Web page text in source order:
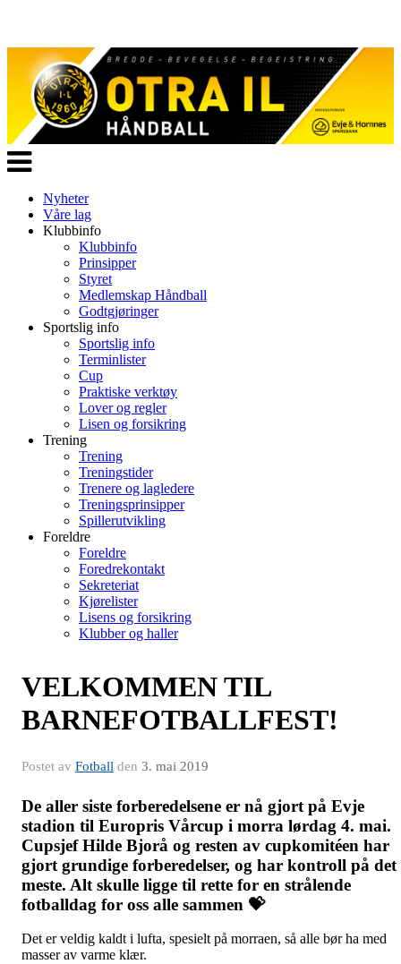
Veksle
navigasjon
Nyheter
Våre lag
Klubbinfo
Klubbinfo
Prinsipper
Styret
Medlemskap Håndball
Godtgjøringer
Sportslig info
Sportslig info
Terminlister
Cup
Praktiske verktøy
Lover og regler
Lisen og forsikring
Trening
Trening
Treningstider
Trenere og lagledere
Treningsprinsipper
Spillerutvikling
Foreldre
Foreldre
Foredrekontakt
Sekreteriat
Kjørelister
Lisens og forsikring
Klubber og haller
VELKOMMEN TIL
BARNEFOTBALLFEST!
Postet av Fotball den 3. mai 2019
De aller siste forberedelsene er nå gjort på Evje
stadion til Europris Vårcup i morra lørdag 4. mai.
Cupsjef Hilde Bjorå og resten av cupkomitéen har
gjort grundige forberedelser, og har kontroll på det
meste. Alt skulle ligge til rette for en strålende
fotballdag for oss alle sammen 💝
Det er veldig kaldt i lufta, spesielt på morraen, så alle bør ha med
masser av varme klær.